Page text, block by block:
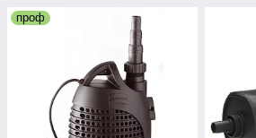
проф